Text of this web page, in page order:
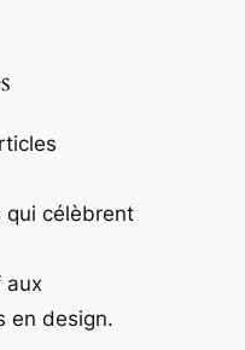
qui célèbrent
aux
en design.